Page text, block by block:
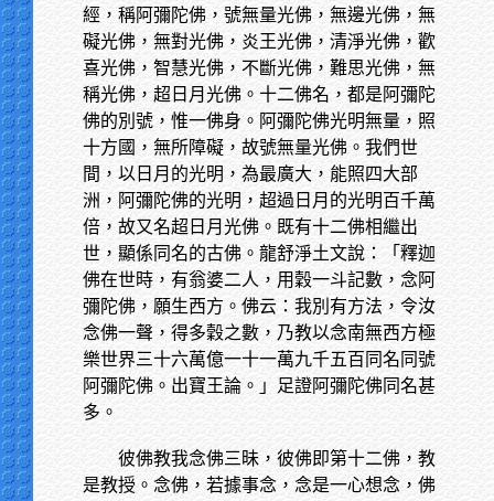
經，稱阿彌陀佛，號無量光佛，無邊光佛，無
礙光佛，無對光佛，炎王光佛，清淨光佛，歡
喜光佛，智慧光佛，不斷光佛，難思光佛，無
稱光佛，超日月光佛。十二佛名，都是阿彌陀
佛的別號，惟一佛身。阿彌陀佛光明無量，照
十方國，無所障礙，故號無量光佛。我們世
間，以日月的光明，為最廣大，能照四大部
洲，阿彌陀佛的光明，超過日月的光明百千萬
倍，故又名超日月光佛。既有十二佛相繼出
世，顯係同名的古佛。龍舒淨土文說：「釋迦
佛在世時，有翁婆二人，用穀一斗記數，念阿
彌陀佛，願生西方。佛云：我別有方法，令汝
念佛一聲，得多穀之數，乃教以念南無西方極
樂世界三十六萬億一十一萬九千五百同名同號
阿彌陀佛。出寶王論。」足證阿彌陀佛同名甚
多。
彼佛教我念佛三昧，彼佛即第十二佛，教
是教授。念佛，若據事念，念是一心想念，佛